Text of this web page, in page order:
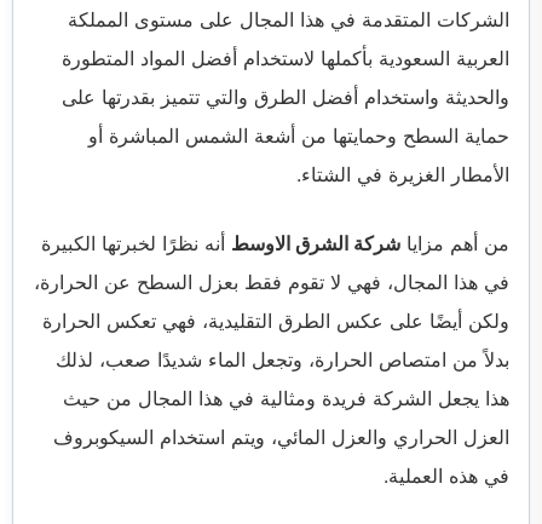
الشركات المتقدمة في هذا المجال على مستوى المملكة
العربية السعودية بأكملها لاستخدام أفضل المواد المتطورة
والحديثة واستخدام أفضل الطرق والتي تتميز بقدرتها على
حماية السطح وحمايتها من أشعة الشمس المباشرة أو
الأمطار الغزيرة في الشتاء.
من أهم مزايا شركة الشرق الاوسط أنه نظرًا لخبرتها الكبيرة
في هذا المجال، فهي لا تقوم فقط بعزل السطح عن الحرارة،
ولكن أيضًا على عكس الطرق التقليدية، فهي تعكس الحرارة
بدلاً من امتصاص الحرارة، وتجعل الماء شديدًا صعب، لذلك
هذا يجعل الشركة فريدة ومثالية في هذا المجال من حيث
العزل الحراري والعزل المائي، ويتم استخدام السيكوبروف
في هذه العملية.